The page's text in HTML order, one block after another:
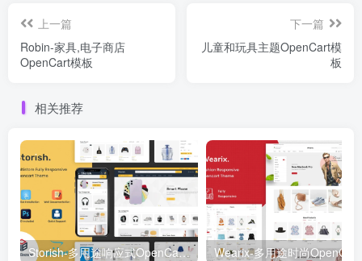
上一篇
Robin-家具,电子商店
OpenCart模板
下一篇
儿童和玩具主题OpenCart模
板
相关推荐
Storish-多用途响应式OpenCart主题OpenCart模板